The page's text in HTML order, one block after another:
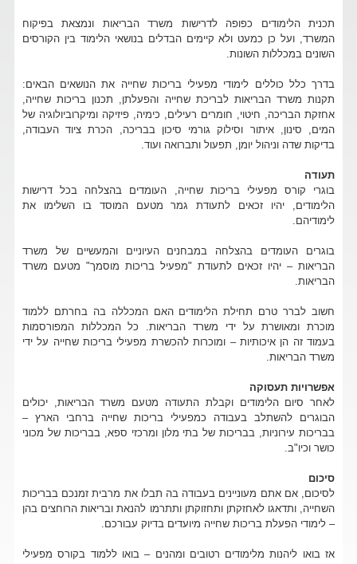
תכנית הלימודים כפופה לדרישות משרד הבריאות ונמצאת בפיקוח
המשרד, ועל כן כמעט ולא קיימים הבדלים בנושאי הלימוד בין הקורסים
השונים במכללות השונות.
בדרך כלל כוללים לימודי מפעילי בריכות שחייה את הנושאים הבאים:
תקנות משרד הבריאות לבריכת שחייה והפעלתן, תכנון בריכות שחייה,
אחזקת הבריכה, חיטוי, חומרים רעילים, כימיה, פיזיקה ומיקרוביולוגיה של
המים, סינון, איתור וסילוק גורמי סיכון בבריכה, הכרת ציוד העבודה,
בדיקות שדה וניהול יומן, תפעול ותברואה ועוד.
תעודה
בוגרי קורס מפעילי בריכות שחייה, העומדים בהצלחה בכל דרישות
הלימודים, יהיו זכאים לתעודת גמר מטעם המוסד בו השלימו את
לימודיהם.
בוגרים העומדים בהצלחה במבחנים העיוניים והמעשיים של משרד
הבריאות – יהיו זכאים לתעודת "מפעיל בריכות מוסמך" מטעם משרד
הבריאות.
חשוב לברר טרם תחילת הלימודים האם המכללה בה בחרתם ללמוד
מוכרת ומאושרת על ידי משרד הבריאות. כל המכללות המפורסמות
בעמוד זה הן איכותיות – ומוכרות להכשרת מפעילי בריכות שחייה על ידי
משרד הבריאות.
אפשרויות תעסוקה
לאחר סיום הלימודים וקבלת התעודה מטעם משרד הבריאות, יכולים
הבוגרים להשתלב בעבודה כמפעילי בריכות שחייה ברחבי הארץ –
בבריכות עירוניות, בבריכות של בתי מלון ומרכזי ספא, בבריכות של מכוני
כושר וכיו"ב.
סיכום
לסיכום, אם אתם מעוניינים בעבודה בה תבלו את מרבית זמנכם בבריכות
השחייה, ותדאגו לאחזקתן ותחזוקתן ותתרמו להנאת ובריאות הרוחצים בהן
– לימודי הפעלת בריכות שחייה מיועדים בדיוק עבורכם.
אז בואו ליהנות מלימודים רטובים ומהנים – בואו ללמוד בקורס מפעילי